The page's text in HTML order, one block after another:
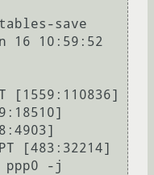
save
16 10:59:52
[1559:110836]
[483:32214]
ppp0 -j